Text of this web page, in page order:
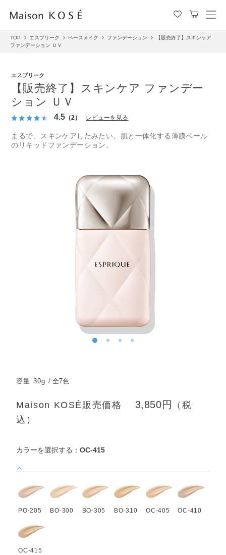
メ
TOP エスプリーク ベースメイク ファンデーション
【販売終了】スキンケア
ファンデーション ＵＶ
エスプリーク
【販売終了】スキンケア ファンデー
ション ＵＶ
4.5 （2） レビューを見る
まるで、スキンケアしたみたい。肌と一体化する薄膜ベール
のリキッドファンデーション。
容量 30g 全7色
Maison KOSÉ販売価格 3,850円
（税
込）
カラーを選択する：OC-415
PO-205 BO-300 BO-305 BO-310 OC-405 OC-410
OC-415